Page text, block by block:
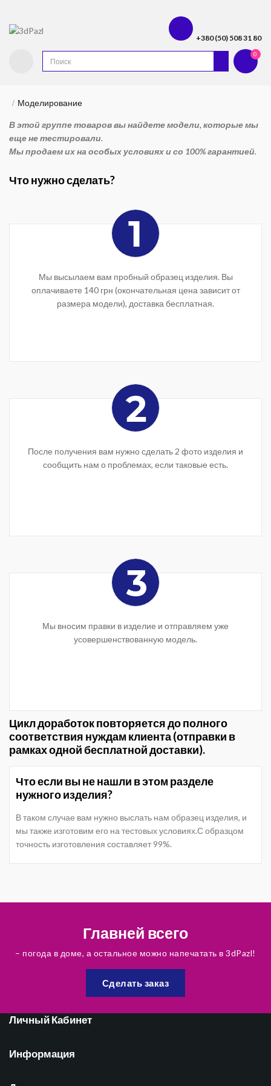
+380 (50) 508 31 80
0
Моделирование
В этой группе товаров вы найдете модели, которые мы
еще не тестировали.
Мы продаем их на особых условиях и со 100% гарантией.
Что нужно сделать?
Мы высылаем вам пробный образец изделия. Вы
оплачиваете 140 грн (окончательная цена зависит от
размера модели), доставка бесплатная.
После получения вам нужно сделать 2 фото изделия и
сообщить нам о проблемах, если таковые есть.
Мы вносим правки в изделие и отправляем уже
усовершенствованную модель.
Цикл доработок повторяется до полного
соответствия нуждам клиента (отправки в
рамках одной бесплатной доставки).
Что если вы не нашли в этом разделе
нужного изделия?
В таком случае вам нужно выслать нам образец изделия, и
мы также изготовим его на тестовых условиях.С образцом
точность изготовления составляет 99%.
Главней всего
– погода в доме, а остальное можно напечатать в 3dPazl!
Сделать заказ
Личный Кабинет
Информация